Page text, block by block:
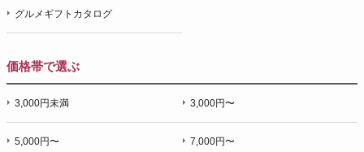
グルメギフトカタログ
価格帯で選ぶ
3,000円未満 3,000円〜
5,000円〜 7,000円〜